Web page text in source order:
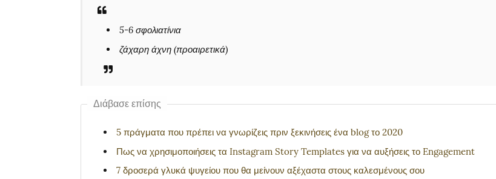
5-6 σφολιατίνια
ζάχαρη άχνη (προαιρετικά)
Διάβασε επίσης
5 πράγματα που πρέπει να γνωρίζεις πριν ξεκινήσεις ένα blog το 2020
Πως να χρησιμοποιήσεις τα Instagram Story Templates για να αυξήσεις το Engagement
7 δροσερά γλυκά ψυγείου που θα μείνουν αξέχαστα στους καλεσμένους σου